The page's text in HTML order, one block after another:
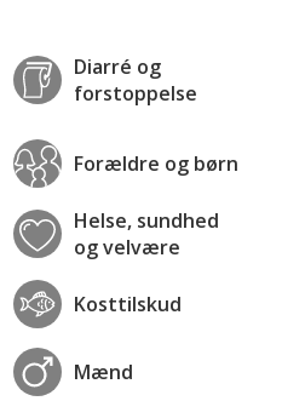
Diarré og
forstoppelse
Forældre og børn
Helse, sundhed
og velvære
Kosttilskud
Mænd